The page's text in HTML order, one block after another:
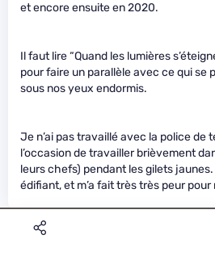
et encore ensuite en 2020.
Il faut lire “Quand les lumières
pour faire un parallèle avec ce qui se
sous nos yeux endormis.
Je n’ai pas travaillé avec la police de
l’occasion de travailler brièvement
leurs chefs) pendant les gilets jaunes.
édifiant, et m’a fait très très peur pour